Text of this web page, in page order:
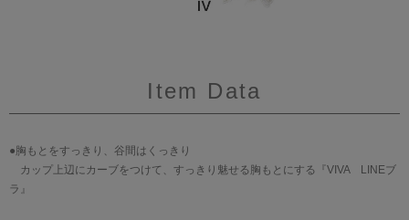
Item Data
●胸もとをすっきり、谷間はくっきり
カップ上辺にカーブをつけて、すっきり魅せる胸もとにする『VIVA LINEブ
ラ』